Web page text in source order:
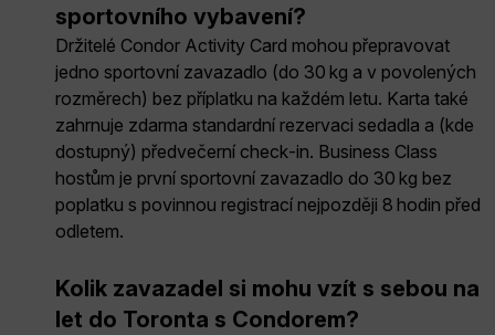
sportovního vybavení?
Držitelé Condor Activity Card mohou přepravovat
jedno sportovní zavazadlo (do 30 kg a v povolených
rozměrech) bez příplatku na každém letu. Karta také
zahrnuje zdarma standardní rezervaci sedadla a (kde
dostupný) předvečerní check‑in. Business Class
hostům je první sportovní zavazadlo do 30 kg bez
poplatku s povinnou registrací nejpozději 8 hodin před
odletem.
Kolik zavazadel si mohu vzít s sebou na
let do Toronta s Condorem?